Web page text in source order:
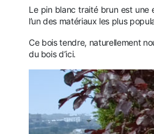
Le pin blanc traité brun est une
l’un des matériaux les plus
Ce bois tendre, naturellement
du bois d’ici.